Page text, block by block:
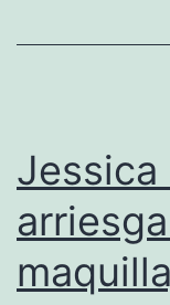
Jessica